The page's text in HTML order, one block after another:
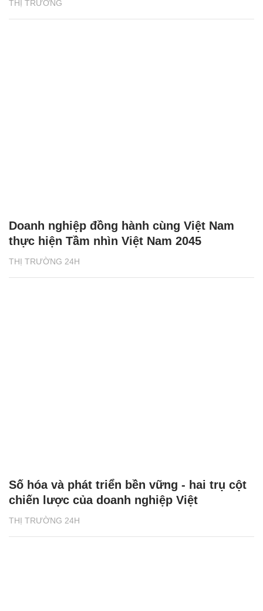
THỊ TRƯỜNG
THỊ TRƯỜNG 24H
Doanh nghiệp đồng hành cùng Việt Nam
thực hiện Tầm nhìn Việt Nam 2045
THỊ TRƯỜNG 24H
Số hóa và phát triển bền vững - hai trụ cột
chiến lược của doanh nghiệp Việt